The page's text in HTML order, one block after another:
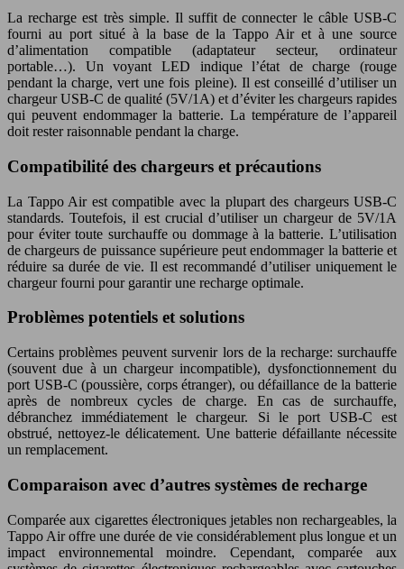
La recharge est très simple. Il suffit de connecter le câble USB-C
fourni au port situé à la base de la Tappo Air et à une source
d’alimentation compatible (adaptateur secteur, ordinateur
portable…). Un voyant LED indique l’état de charge (rouge
pendant la charge, vert une fois pleine). Il est conseillé d’utiliser un
chargeur USB-C de qualité (5V/1A) et d’éviter les chargeurs rapides
qui peuvent endommager la batterie. La température de l’appareil
doit rester raisonnable pendant la charge.
Compatibilité des chargeurs et précautions
La Tappo Air est compatible avec la plupart des chargeurs USB-C
standards. Toutefois, il est crucial d’utiliser un chargeur de 5V/1A
pour éviter toute surchauffe ou dommage à la batterie. L’utilisation
de chargeurs de puissance supérieure peut endommager la batterie et
réduire sa durée de vie. Il est recommandé d’utiliser uniquement le
chargeur fourni pour garantir une recharge optimale.
Problèmes potentiels et solutions
Certains problèmes peuvent survenir lors de la recharge: surchauffe
(souvent due à un chargeur incompatible), dysfonctionnement du
port USB-C (poussière, corps étranger), ou défaillance de la batterie
après de nombreux cycles de charge. En cas de surchauffe,
débranchez immédiatement le chargeur. Si le port USB-C est
obstrué, nettoyez-le délicatement. Une batterie défaillante nécessite
un remplacement.
Comparaison avec d’autres systèmes de recharge
Comparée aux cigarettes électroniques jetables non rechargeables, la
Tappo Air offre une durée de vie considérablement plus longue et un
impact environnemental moindre. Cependant, comparée aux